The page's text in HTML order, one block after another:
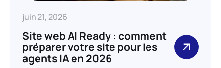
juin 21, 2026
Site web AI Ready : comment
préparer votre site pour les
agents IA en 2026